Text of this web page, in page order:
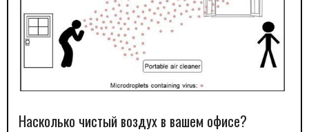
Насколько чистый воздух в вашем офисе?